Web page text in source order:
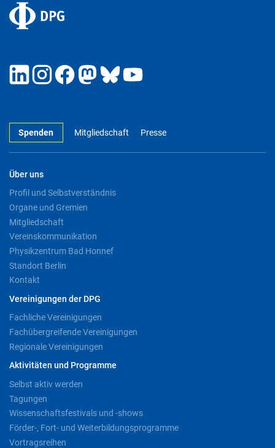
Spenden Mitgliedschaft Presse
Über uns
Profil und Selbstverständnis
Organe und Gremien
Mitgliedschaft
Vereinskommunikation
Physikzentrum Bad Honnef
Standort Berlin
Kontakt
Vereinigungen der DPG
Fachliche Vereinigungen
Fachübergreifende Vereinigungen
Regionale Vereinigungen
Aktivitäten und Programme
Selbst aktiv werden
Tagungen
Wissenschaftsfestivals und -shows
Förder-, Fort- und Weiterbildungsprogramme
Vortragsreihen